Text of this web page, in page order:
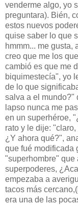
venderme algo, yo
preguntara). Bién,
estos nuevos
quise saber lo que
hmmm... me gusta,
creo que me los
cambió es que me
biquimestecía", yo
de lo que
salva a el mundo?"
lapso nunca me
en un superhéroe,
rato y le dije:
¿Y ahora qué?",
que fué modificada
"superhombre" que
superpoderes,
empezaba a
tacos más
era una de las